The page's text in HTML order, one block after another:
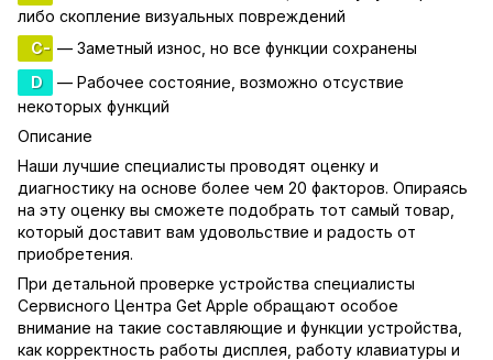
либо скопление визуальных повреждений
C- — Заметный износ, но все функции сохранены
D
— Рабочее состояние, возможно отсуствие
некоторых функций
Описание
Наши лучшие специалисты проводят оценку и
диагностику на основе более чем 20 факторов. Опираясь
на эту оценку вы сможете подобрать тот самый товар,
который доставит вам удовольствие и радость от
приобретения.
При детальной проверке устройства специалисты
Сервисного Центра Get Apple обращают особое
внимание на такие составляющие и функции устройства,
как корректность работы дисплея, работу клавиатуры и